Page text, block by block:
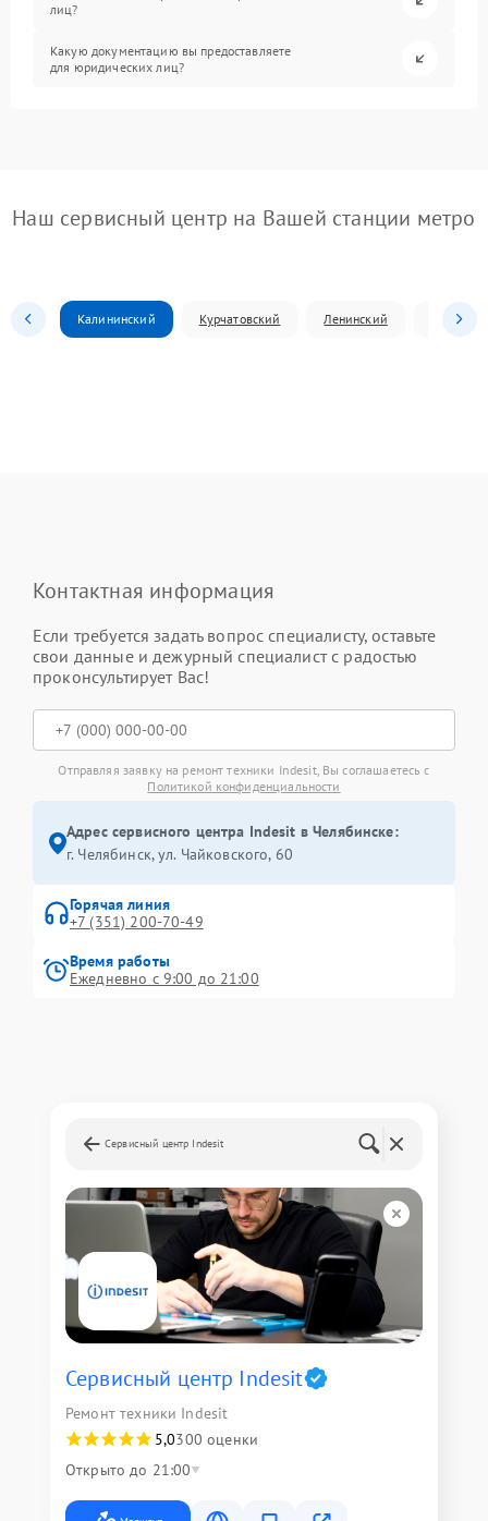
лиц?
Какую документацию вы предоставляете
для юридических лиц?
Наш сервисный центр на Вашей станции метро
Калининский Курчатовский Ленинский
Контактная информация
Если требуется задать вопрос специалисту, оставьте
свои данные и дежурный специалист с радостью
проконсультирует Вас!
Отправляя заявку на ремонт техники Indesit, Вы соглашаетесь с
Политикой конфиденциальности
Адрес сервисного центра Indesit в Челябинске:
г. Челябинск, ул. Чайковского, 60
Горячая линия
+7 (351) 200-70-49
Время работы
Ежедневно с 9:00 до 21:00
Сервисный центр Indesit
Сервисный центр Indesit
Ремонт техники Indesit
5,0300 оценки
Открыто до 21:00